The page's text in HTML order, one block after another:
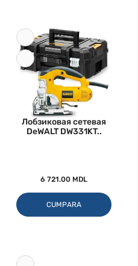
Лобзиковая сетевая
DeWALT DW331KT..
6 721.00 MDL
CUMPARA